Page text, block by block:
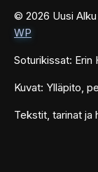
© 2026 Uusi
WP
Soturikissat: Erin
Kuvat: Ylläpito,
Tekstit, tarinat ja